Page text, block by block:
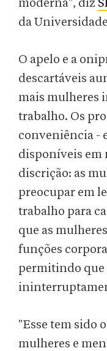
moderna", diz
da
O apelo e a
descartáveis
mais mulheres
trabalho. Os
conveniência -
disponíveis em
discrição: as
preocupar em
trabalho para
que as
funções
permitindo que
"Esse tem sido
mulheres e